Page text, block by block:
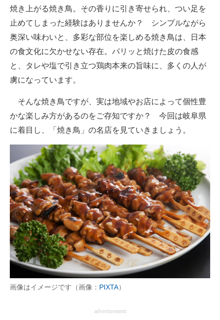
ITの今と未来を見通す
スマホと通信の最新トレンド
進化するPCとデバイスの未来
好きが集まる 比べて選べる
企業ITのトレンドを詳説
経営リーダーのコミュニティ
マーケ×ITの今がよく分かる
ITエンジニア向け専門サイト
企業向けIT製品の総合サイト
IT製品の技術・比較・事例
製造業のIT導入・活用を支援
モノづくり技術者専門サイト
焼き上がる焼き鳥。その香りに引き寄せられ、つい足を
止めてしまった経験はありませんか？ シンプルながら
奥深い味わいと、多彩な部位を楽しめる焼き鳥は、日本
の食文化に欠かせない存在。パリッと焼けた皮の食感
と、タレや塩で引き立つ鶏肉本来の旨味に、多くの人が
虜になっています。
そんな焼き鳥ですが、実は地域やお店によって個性豊
かな楽しみ方があるのをご存知ですか？ 今回は岐阜県
に着目し、「焼き鳥」の名店を見ていきましょう。
画像はイメージです（画像： PIXTA）
advertisement